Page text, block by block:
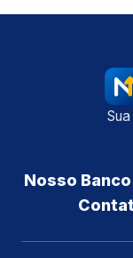
Nosso